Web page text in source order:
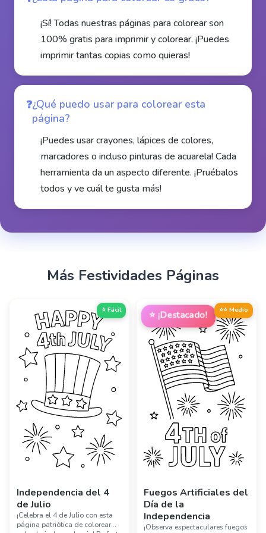
¡Sí! Todas nuestras páginas para colorear son
100% gratis para imprimir y colorear. ¡Puedes
imprimir tantas copias como quieras!
¿Qué puedo usar para colorear esta
página?
¡Puedes usar crayones, lápices de colores,
marcadores o incluso pinturas de acuarela! Cada
herramienta da un aspecto diferente. ¡Pruébalos
todos y ve cuál te gusta más!
Más Festividades Páginas
⭐ Fácil
Independencia del 4
de Julio
¡Celebra el 4 de Julio con esta
página patriótica de colorear
⭐¡Destacado! ⭐⭐ Medio
Fuegos Artificiales del
Día de la
Independencia
¡Observa espectaculares fuegos